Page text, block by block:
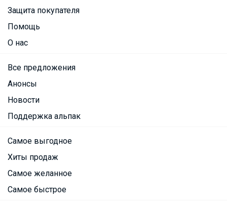
Защита покупателя
Помощь
О нас
Все предложения
Анонсы
Новости
Поддержка альпак
Самое выгодное
Хиты продаж
Самое желанное
Самое быстрое